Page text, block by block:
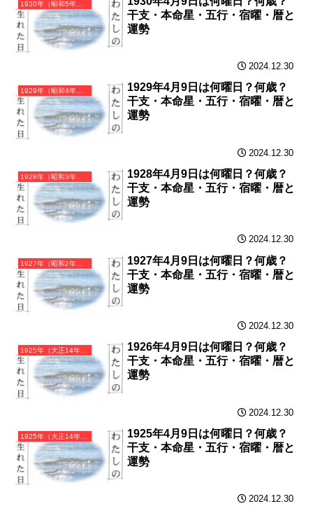
1930年（昭和5年）庚午（かのえうま）・午年（うま年）カレンダー（月曜はじまり）
干支・本命星・五行・宿曜・暦と
運勢
2024.12.30
1929年（昭和4年）己巳（つちのとみ）・巳年（へび年）カレンダー（月曜はじまり）
1929年4月9日は何曜日？何歳？
干支・本命星・五行・宿曜・暦と
運勢
2024.12.30
1928年（昭和3年）戊辰（つちのえたつ）・辰年（たつ年）カレンダー（月曜はじまり）
1928年4月9日は何曜日？何歳？
干支・本命星・五行・宿曜・暦と
運勢
2024.12.30
1927年（昭和2年）丁卯（ひのとう）・卯年（うさぎ年）カレンダー（月曜はじまり）
1927年4月9日は何曜日？何歳？
干支・本命星・五行・宿曜・暦と
運勢
2024.12.30
1925年（大正14年）乙丑（きのとうし）・丑年（うし年）カレンダー（月曜はじまり）
1926年4月9日は何曜日？何歳？
干支・本命星・五行・宿曜・暦と
運勢
2024.12.30
1925年（大正14年）乙丑（きのとうし）・丑年（うし年）カレンダー（月曜はじまり）
1925年4月9日は何曜日？何歳？
干支・本命星・五行・宿曜・暦と
運勢
2024.12.30